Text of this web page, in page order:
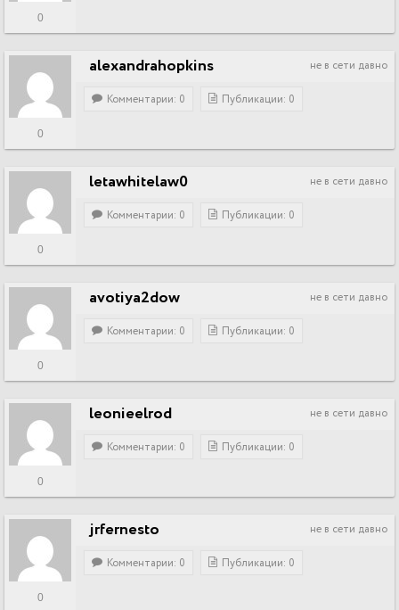
0
не в сети давно
alexandrahopkins
0
Комментарии: 0 Публикации: 0
не в сети давно
letawhitelaw0
0
Комментарии: 0 Публикации: 0
не в сети давно
avotiya2dow
0
Комментарии: 0 Публикации: 0
не в сети давно
leonieelrod
0
Комментарии: 0 Публикации: 0
не в сети давно
jrfernesto
0
Комментарии: 0 Публикации: 0